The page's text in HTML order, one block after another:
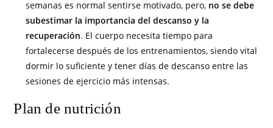
semanas es normal sentirse motivado, pero, no se debe
subestimar la importancia del descanso y la
recuperación. El cuerpo necesita tiempo para
fortalecerse después de los entrenamientos, siendo vital
dormir lo suficiente y tener días de descanso entre las
sesiones de ejercicio más intensas.
Plan de nutrición